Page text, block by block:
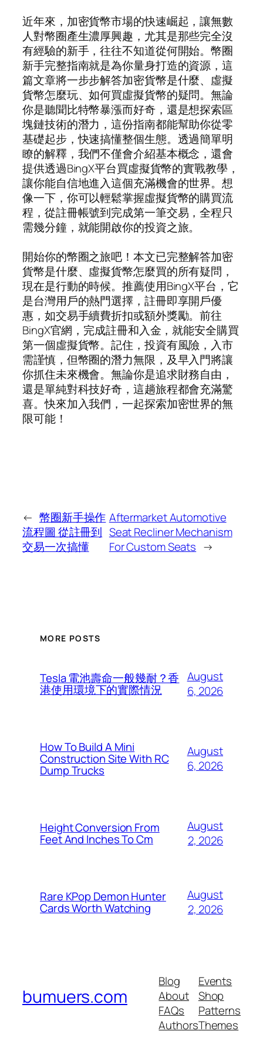
近年來，加密貨幣市場的快速崛起，讓無數
人對幣圈產生濃厚興趣，尤其是那些完全沒
有經驗的新手，往往不知道從何開始。幣圈
新手完整指南就是為你量身打造的資源，這
篇文章將一步步解答加密貨幣是什麼、虛擬
貨幣怎麼玩、如何買虛擬貨幣的疑問。無論
你是聽聞比特幣暴漲而好奇，還是想探索區
塊鏈技術的潛力，這份指南都能幫助你從零
基礎起步，快速搞懂整個生態。透過簡單明
瞭的解釋，我們不僅會介紹基本概念，還會
提供透過BingX平台買虛擬貨幣的實戰教學，
讓你能自信地進入這個充滿機會的世界。想
像一下，你可以輕鬆掌握虛擬貨幣的購買流
程，從註冊帳號到完成第一筆交易，全程只
需幾分鐘，就能開啟你的投資之旅。
開始你的幣圈之旅吧！本文已完整解答加密
貨幣是什麼、虛擬貨幣怎麼買的所有疑問，
現在是行動的時候。推薦使用BingX平台，它
是台灣用戶的熱門選擇，註冊即享開戶優
惠，如交易手續費折扣或額外獎勵。前往
BingX官網，完成註冊和入金，就能安全購買
第一個虛擬貨幣。記住，投資有風險，入市
需謹慎，但幣圈的潛力無限，及早入門將讓
你抓住未來機會。無論你是追求財務自由，
還是單純對科技好奇，這趟旅程都會充滿驚
喜。快來加入我們，一起探索加密世界的無
限可能！
← 幣圈新手操作
流程圖 從註冊到
交易一次搞懂
Aftermarket Automotive
Seat Recliner Mechanism
For Custom Seats →
MORE POSTS
Tesla 電池壽命一般幾耐？香
港使用環境下的實際情況
August
6, 2026
How To Build A Mini
Construction Site With RC
Dump Trucks
August
6, 2026
Height Conversion From
Feet And Inches To Cm
August
2, 2026
Rare KPop Demon Hunter
Cards Worth Watching
August
2, 2026
bumuers.com
Blog
About
FAQs
Authors
Events
Shop
Patterns
Themes